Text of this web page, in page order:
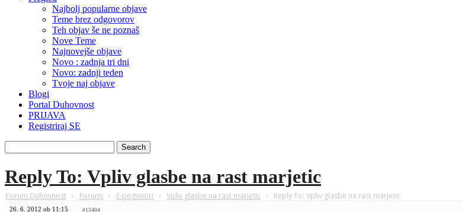
Najbolj popularne objave
Teme brez odgovorov
Teh objav še ne poznaš
Nove Teme
Najnovejše objave
Novo : zadnja tri dni
Novo: zadnji teden
Tvoje naj objave
Blogi
Portal Duhovnost
PRIJAVA
Registriraj SE
Reply To: Vpliv glasbe na rast marjetic
Forum Duhovnost › Forumi › E-pogovori › Vpliv glasbe na rast marjetic › Reply To: Vpliv glasbe na rast marjetic
26. 6. 2012 ob 11:15 #15404